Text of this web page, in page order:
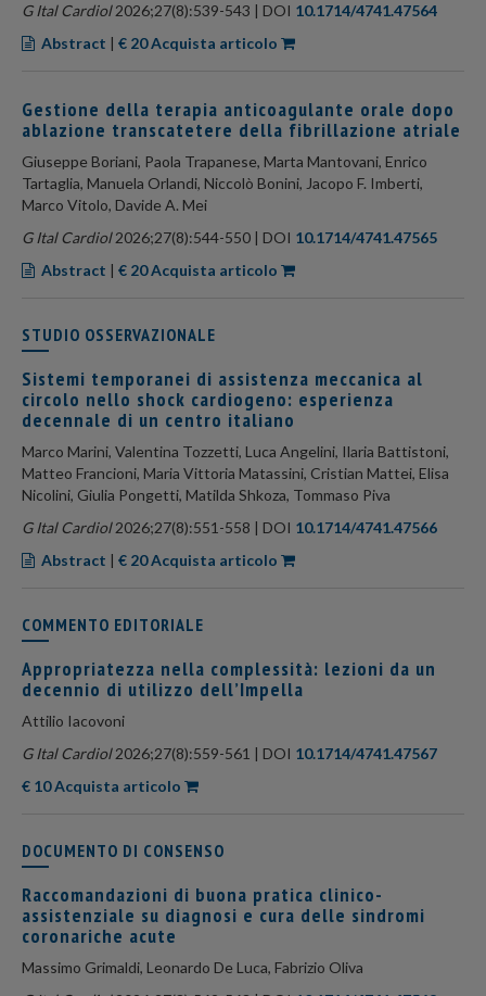
G Ital Cardiol2026;27(8):539-543 | DOI 10.1714/4741.47564
Abstract | € 20 Acquista articolo
Gestione della terapia anticoagulante orale dopo
ablazione transcatetere della fibrillazione atriale
Giuseppe Boriani, Paola Trapanese, Marta Mantovani, Enrico
Tartaglia, Manuela Orlandi, Niccolò Bonini, Jacopo F. Imberti,
Marco Vitolo, Davide A. Mei
G Ital Cardiol2026;27(8):544-550 | DOI 10.1714/4741.47565
Abstract | € 20 Acquista articolo
STUDIO OSSERVAZIONALE
Sistemi temporanei di assistenza meccanica al
circolo nello shock cardiogeno: esperienza
decennale di un centro italiano
Marco Marini, Valentina Tozzetti, Luca Angelini, Ilaria Battistoni,
Matteo Francioni, Maria Vittoria Matassini, Cristian Mattei, Elisa
Nicolini, Giulia Pongetti, Matilda Shkoza, Tommaso Piva
G Ital Cardiol2026;27(8):551-558 | DOI 10.1714/4741.47566
Abstract | € 20 Acquista articolo
COMMENTO EDITORIALE
Appropriatezza nella complessità: lezioni da un
decennio di utilizzo dell’Impella
Attilio Iacovoni
G Ital Cardiol2026;27(8):559-561 | DOI 10.1714/4741.47567
€ 10 Acquista articolo
DOCUMENTO DI CONSENSO
Raccomandazioni di buona pratica clinico-
assistenziale su diagnosi e cura delle sindromi
coronariche acute
Massimo Grimaldi, Leonardo De Luca, Fabrizio Oliva